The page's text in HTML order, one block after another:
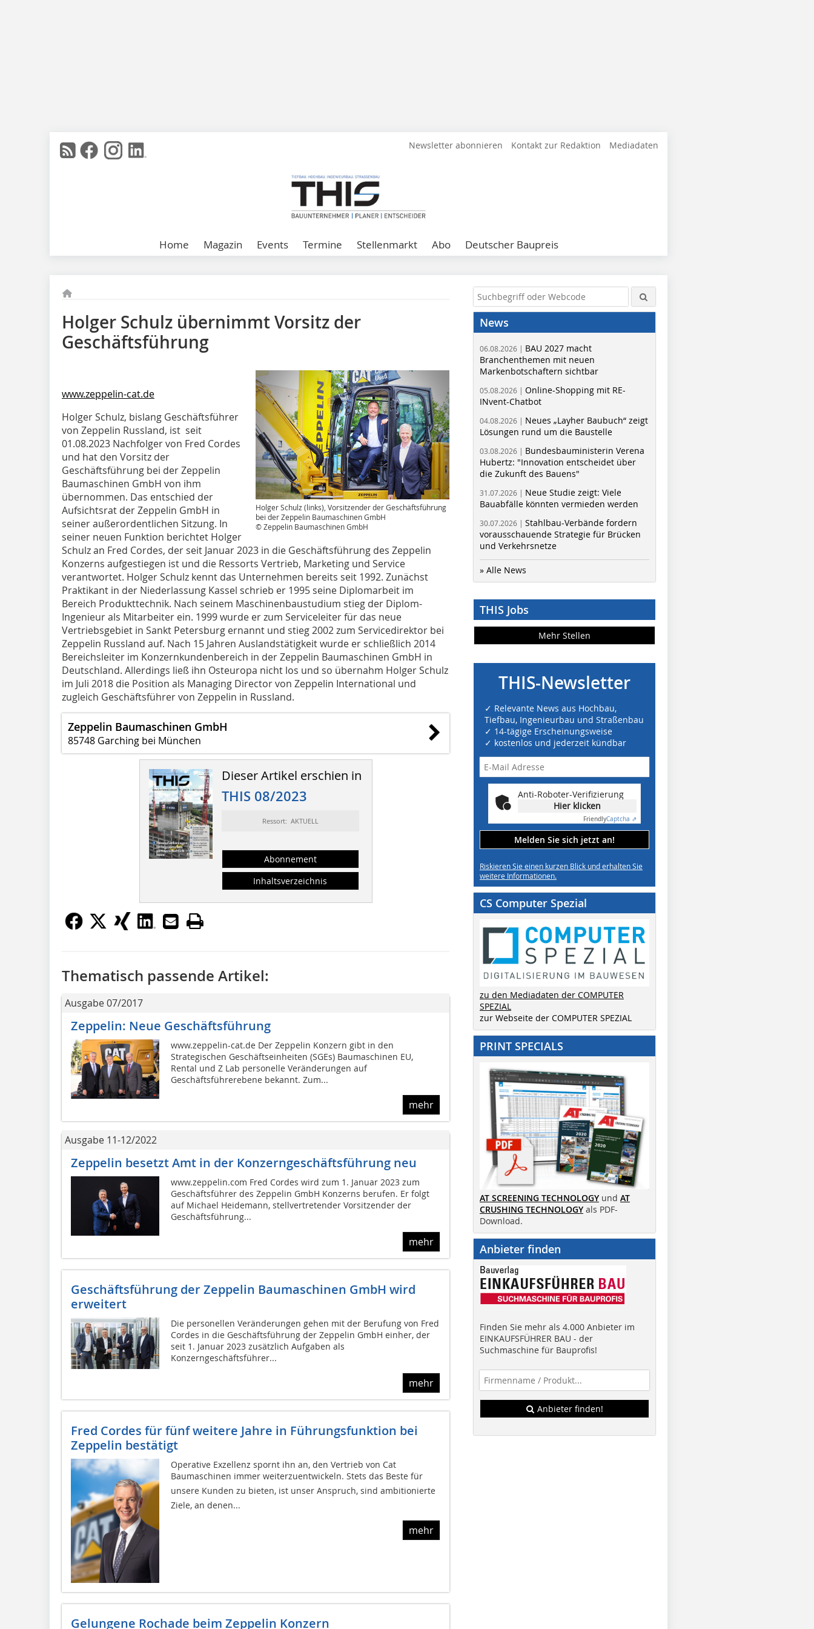
Newsletter abonnieren Kontakt zur Redaktion Mediadaten
Home Magazin Events Termine Stellenmarkt Abo Deutscher Baupreis
Holger Schulz übernimmt Vorsitz der
Geschäftsführung
Holger Schulz (links), Vorsitzender der Geschäftsführung
bei der Zeppelin Baumaschinen GmbH
© Zeppelin Baumaschinen GmbH
www.zeppelin-cat.de
Holger Schulz, bislang Geschäftsführer
von Zeppelin Russland, ist seit
01.08.2023 Nachfolger von Fred Cordes
und hat den Vorsitz der
Geschäftsführung bei der Zeppelin
Baumaschinen GmbH von ihm
übernommen. Das entschied der
Aufsichtsrat der Zeppelin GmbH in
seiner außerordentlichen Sitzung. In
seiner neuen Funktion berichtet Holger
Schulz an Fred Cordes, der seit Januar 2023 in die Geschäftsführung des Zeppelin
Konzerns aufgestiegen ist und die Ressorts Vertrieb, Marketing und Service
verantwortet. Holger Schulz kennt das Unternehmen bereits seit 1992. Zunächst
Praktikant in der Niederlassung Kassel schrieb er 1995 seine Diplomarbeit im
Bereich Produkttechnik. Nach seinem Maschinenbaustudium stieg der Diplom-
Ingenieur als Mitarbeiter ein. 1999 wurde er zum Serviceleiter für das neue
Vertriebsgebiet in Sankt Petersburg ernannt und stieg 2002 zum Servicedirektor bei
Zeppelin Russland auf. Nach 15 Jahren Auslandstätigkeit wurde er schließlich 2014
Bereichsleiter im Konzernkundenbereich in der Zeppelin Baumaschinen GmbH in
Deutschland. Allerdings ließ ihn Osteuropa nicht los und so übernahm Holger Schulz
im Juli 2018 die Position als Managing Director von Zeppelin International und
zugleich Geschäftsführer von Zeppelin in Russland.
Zeppelin Baumaschinen GmbH
85748 Garching bei München
Dieser Artikel erschien in
THIS 08/2023
Ressort: AKTUELL
Abonnement
Inhaltsverzeichnis
Thematisch passende Artikel:
Ausgabe 07/2017
Zeppelin: Neue Geschäftsführung
www.zeppelin-cat.de Der Zeppelin Konzern gibt in den
Strategischen Geschäftseinheiten (SGEs) Baumaschinen EU,
Rental und Z Lab personelle Veränderungen auf
Geschäftsführerebene bekannt. Zum...
mehr
Ausgabe 11-12/2022
Zeppelin besetzt Amt in der Konzerngeschäftsführung neu
www.zeppelin.com Fred Cordes wird zum 1. Januar 2023 zum
Geschäftsführer des Zeppelin GmbH Konzerns berufen. Er folgt
auf Michael Heidemann, stellvertretender Vorsitzender der
Geschäftsführung...
mehr
Geschäftsführung der Zeppelin Baumaschinen GmbH wird
erweitert
Die personellen Veränderungen gehen mit der Berufung von Fred
Cordes in die Geschäftsführung der Zeppelin GmbH einher, der
seit 1. Januar 2023 zusätzlich Aufgaben als
Konzerngeschäftsführer...
mehr
Fred Cordes für fünf weitere Jahre in Führungsfunktion bei
Zeppelin bestätigt
Operative Exzellenz spornt ihn an, den Vertrieb von Cat
Baumaschinen immer weiterzuentwickeln. Stets das Beste für
unsere Kunden zu bieten, ist unser Anspruch, sind ambitionierte
Ziele, an denen...
mehr
Gelungene Rochade beim Zeppelin Konzern
News
06.08.2026 | BAU 2027 macht
Branchenthemen mit neuen
Markenbotschaftern sichtbar
05.08.2026 | Online-Shopping mit RE-
INvent-Chatbot
04.08.2026 | Neues „Layher Baubuch“ zeigt
Lösungen rund um die Baustelle
03.08.2026 | Bundesbauministerin Verena
Hubertz: "Innovation entscheidet über
die Zukunft des Bauens"
31.07.2026 | Neue Studie zeigt: Viele
Bauabfälle könnten vermieden werden
30.07.2026 | Stahlbau-Verbände fordern
vorausschauende Strategie für Brücken
und Verkehrsnetze
» Alle News
THIS Jobs
Mehr Stellen
THIS-Newsletter
✓ Relevante News aus Hochbau,
Tiefbau, Ingenieurbau und Straßenbau
✓ 14-tägige Erscheinungsweise
✓ kostenlos und jederzeit kündbar
Anti-Roboter-Verifizierung
Hier klicken
FriendlyCaptcha ⇗
Melden Sie sich jetzt an!
Riskieren Sie einen kurzen Blick und erhalten Sie
weitere Informationen.
CS Computer Spezial
zu den Mediadaten der COMPUTER
SPEZIAL
zur Webseite der COMPUTER SPEZIAL
PRINT SPECIALS
AT SCREENING TECHNOLOGY und AT
CRUSHING TECHNOLOGY als PDF-
Download.
Anbieter finden
Finden Sie mehr als 4.000 Anbieter im
EINKAUFSFÜHRER BAU - der
Suchmaschine für Bauprofis!
Anbieter finden!